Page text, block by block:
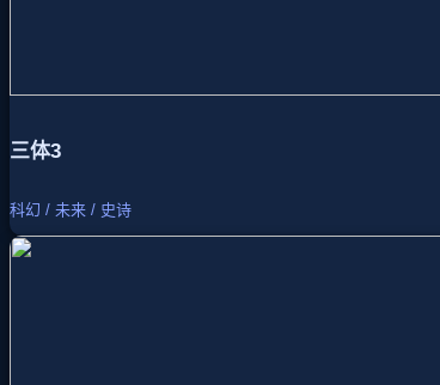
三体3
科幻 / 未来 / 史诗